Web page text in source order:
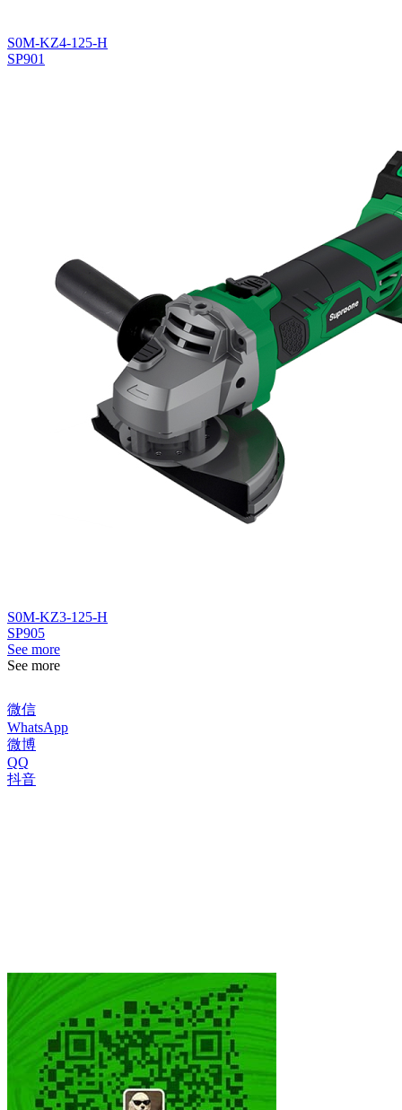
S0M-KZ4-125-H
SP901
S0M-KZ3-125-H
SP905
See more
See more
微信
WhatsApp
微博
QQ
抖音